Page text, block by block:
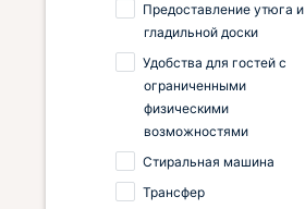
Предоставление утюга и
гладильной доски
Удобства для гостей с
ограниченными
физическими
возможностями
Стиральная машина
Трансфер